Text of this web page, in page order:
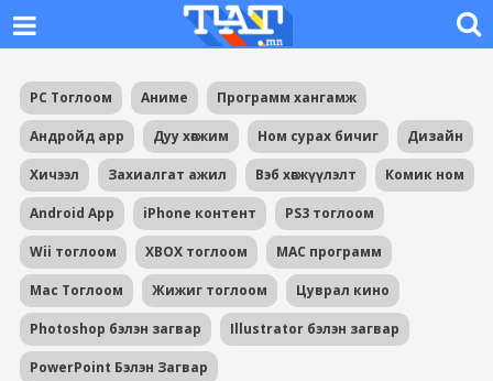
PC Тоглоом Аниме Программ хангамж
Андройд app Дуу хөгжим Ном сурах бичиг Дизайн
Хичээл Захиалгат ажил Вэб хөгжүүлэлт Комик ном
Android App iPhone контент PS3 тоглоом
Wii тоглоом XBOX тоглоом MAC программ
Mac Тоглоом Жижиг тоглоом Цуврал кино
Photoshop бэлэн загвар Illustrator бэлэн загвар
PowerPoint Бэлэн Загвар